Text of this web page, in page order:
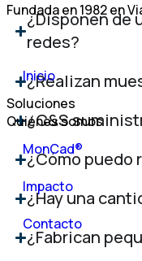
Fundada en 1982 en
Inicio
Soluciones
Quiénes somos
MonCad®
Impacto
Contacto
¿Disponen de
redes?
¿Realizan
¿C&S
¿Cómo puedo
¿Hay una
¿Fabrican